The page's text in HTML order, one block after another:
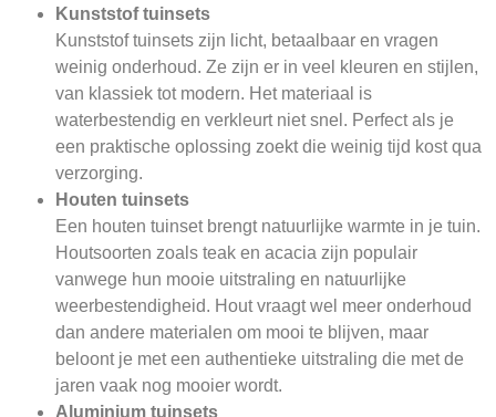
Kunststof tuinsets
Kunststof tuinsets zijn licht, betaalbaar en vragen
weinig onderhoud. Ze zijn er in veel kleuren en stijlen,
van klassiek tot modern. Het materiaal is
waterbestendig en verkleurt niet snel. Perfect als je
een praktische oplossing zoekt die weinig tijd kost qua
verzorging.
Houten tuinsets
Een houten tuinset brengt natuurlijke warmte in je tuin.
Houtsoorten zoals teak en acacia zijn populair
vanwege hun mooie uitstraling en natuurlijke
weerbestendigheid. Hout vraagt wel meer onderhoud
dan andere materialen om mooi te blijven, maar
beloont je met een authentieke uitstraling die met de
jaren vaak nog mooier wordt.
Aluminium tuinsets